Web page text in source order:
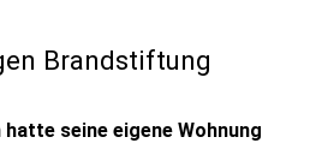
Brandstiftung
seine eigene Wohnung